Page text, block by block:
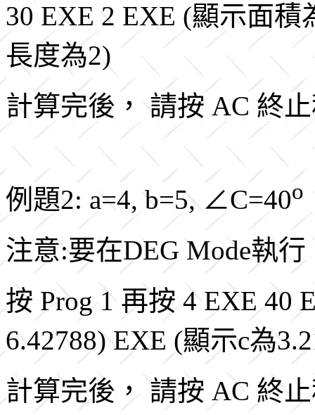
30 EXE 2 EXE (顯示面
長度為2)
計算完後， 請按 AC 終
例題2: a=4, b=5, ∠C=40o
注意:要在DEG Mode執行
按 Prog 1 再按 4 EXE 40
6.42788) EXE (顯示c為
計算完後， 請按 AC 終